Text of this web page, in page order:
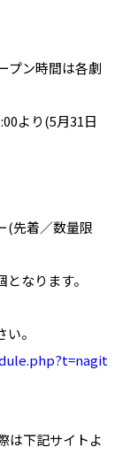
プン時間は各劇
より(5月31日
(先着／数量限
なります。
。
は下記サイトよ